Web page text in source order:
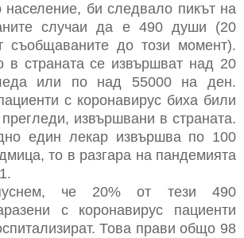
би следвало пикът на
случаи да е 490 души (20
съобщаваните до този момент).
в страната се извършват над 20
или по над 55000 на ден.
с коронавирус биха били
извършвани в страната.
един лекар извършва по 100
то в разгара на пандемията
че 20% от тези 490
с коронавирус пациенти
Това прави общо 98